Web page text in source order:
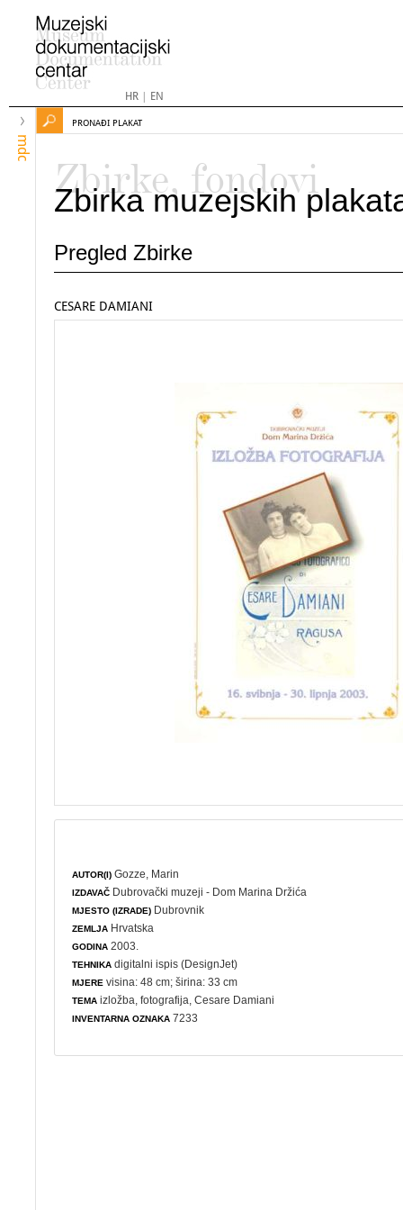
HR| EN
mdc
PRONAĐI PLAKAT
Zbirke, fondovi
Zbirka muzejskih
Pregled Zbirke
CESARE DAMIANI
AUTOR(I) Gozze, Marin
IZDAVAČ Dubrovački muzeji - Dom Marina Držića
MJESTO (IZRADE) Dubrovnik
ZEMLJA Hrvatska
GODINA 2003.
TEHNIKA digitalni ispis (DesignJet)
MJERE visina: 48 cm; širina: 33 cm
TEMA izložba ,fotografija , Cesare Damiani
INVENTARNA OZNAKA 7233